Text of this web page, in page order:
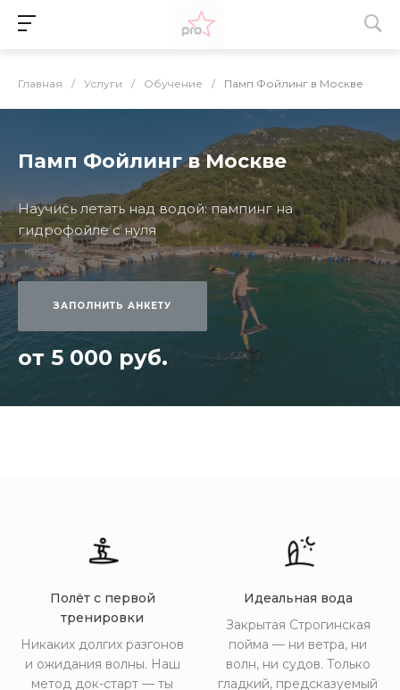
Главная / Услуги / Обучение / Памп Фойлинг в Москве
Памп Фойлинг в Москве
Научись летать над водой: пампинг на
гидрофойле с нуля
ЗАПОЛНИТЬ АНКЕТУ
от 5 000 руб.
Полёт с первой
тренировки
Никаких долгих разгонов
и ожидания волны. Наш
метод док-старт — ты
Идеальная вода
Закрытая Строгинская
пойма — ни ветра, ни
волн, ни судов. Только
гладкий, предсказуемый